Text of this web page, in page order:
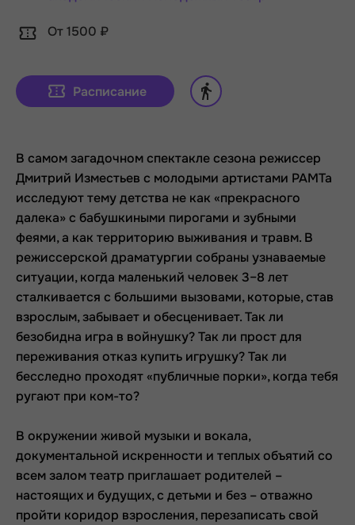
От 1500 ₽
Расписание
В самом загадочном спектакле сезона режиссер
Дмитрий Изместьев с молодыми артистами РАМТа
исследуют тему детства не как «прекрасного
далека» с бабушкиными пирогами и зубными
феями, а как территорию выживания и травм. В
режиссерской драматургии собраны узнаваемые
ситуации, когда маленький человек 3–8 лет
сталкивается с большими вызовами, которые, став
взрослым, забывает и обесценивает. Так ли
безобидна игра в войнушку? Так ли прост для
переживания отказ купить игрушку? Так ли
бесследно проходят «публичные порки», когда тебя
ругают при ком-то?
В окружении живой музыки и вокала,
документальной искренности и теплых объятий со
всем залом театр приглашает родителей –
настоящих и будущих, с детьми и без – отважно
пройти коридор взросления, перезаписать свой